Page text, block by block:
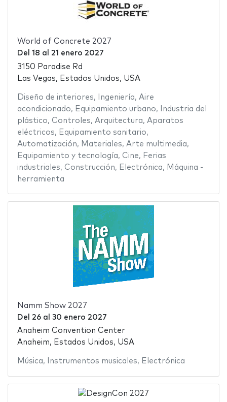
World of Concrete 2027
Del 18 al 21 enero 2027
3150 Paradise Rd
Las Vegas, Estados Unidos, USA
Diseño de interiores, Ingeniería, Aire
acondicionado, Equipamiento urbano,
Industria del
plástico, Controles, Arquitectura, Aparatos
eléctricos, Equipamiento sanitario,
Automatización, Materiales, Arte multimedia,
Equipamiento y tecnología, Cine, Ferias
industriales, Construcción, Electrónica, Máquina -
herramienta
Namm Show 2027
Del 26al 30 enero 2027
Anaheim Convention Center
Anaheim, Estados Unidos, USA
Música, Instrumentos musicales, Electrónica